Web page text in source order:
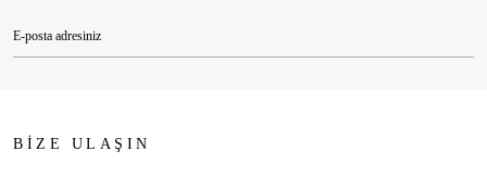
BİZE ULAŞIN